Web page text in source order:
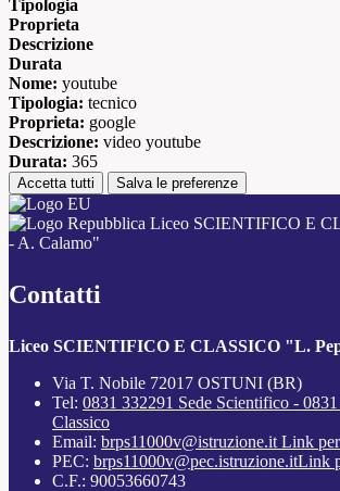
Tipologia
Proprieta
Descrizione
Durata
Nome: youtube
Tipologia: tecnico
Proprieta: google
Descrizione: video youtube
Durata: 365
Accetta tutti Salva le preferenze
Liceo SCIENTIFICO E
- A. Calamo"
Contatti
Liceo SCIENTIFICO E CLASSICO "L.
Via T. Nobile 72017 OSTUNI (BR)
Tel: 0831 332291 Sede Scientifico -
Classico
Email: brps11000v@istruzione.it Link
PEC: brps11000v@pec.istruzione.itLink
C.F.: 90053660743